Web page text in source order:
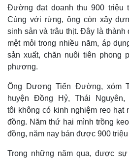
Kinh tế
Bất động sản
Khởi nghiệp
Thị
Đường đạt doanh thu 900 triệu
Cùng với rừng, ông còn xây
sinh sản và trâu thịt. Đây là thành
mệt mỏi trong nhiều năm, áp
sản xuất, chăn nuôi tiên phong
phương.
Ông Dương Tiến Đường, xóm
huyện Đồng Hỷ, Thái
tôi không có kinh nghiệm reo hạt
đồng. Năm thứ hai mình trồng
đồng, năm nay bán được 900
Trong những năm qua, được